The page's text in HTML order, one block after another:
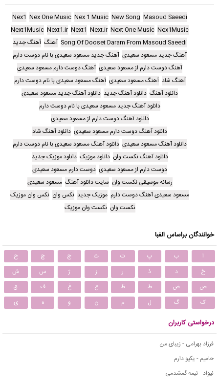
Masoud Saeedi
New Song
Nex 1 Music
Nex One Music
Nex1
Nex1Music
Next One Music
Next.ir
Next1
Next1.ir
Next1Music
Song Of Dooset Daram From Masoud Saeedi آهنگ آهنگ جدید
آهنگ جدید مسعود سعیدی آهنگ جدید مسعود سعیدی با نام دوست دارم
آهنگ دوست دارم از مسعود سعیدی آهنگ دوست دارم مسعود سعیدی
آهنگ شاد آهنگ مسعود سعیدی آهنگ مسعود سعیدی با نام دوست دارم
دانلود آهنگ دانلود آهنگ جدید دانلود آهنگ جدید مسعود سعیدی
دانلود آهنگ جدید مسعود سعیدی با نام دوست دارم
دانلود آهنگ دوست دارم از مسعود سعیدی
دانلود آهنگ دوست دارم مسعود سعیدی دانلود آهنگ شاد
دانلود آهنگ مسعود سعیدی دانلود آهنگ مسعود سعیدی با نام دوست دارم
دانلود آهنگ نکست وان دانلود موزیک دانلود موزیک جدید
دوست دارم از مسعود سعیدی دوست دارم مسعود سعیدی
رسانه موسیقی نکست وان سایت دانلود آهنگ مسعود سعیدی
مسعود سعیدی آهنگ دوست دارم موزیک جدید نکس وان نکس وان موزیک
نکست وان نکست وان موزیک
خوانندگان براساس الفبا
ا ب پ ت ث ج چ
ح
خ
د ذ ر ز ژ س
ش
ص
ض ط ظ ع غ ف
ق
ک
گ ل م ن و ه ی
درخواستی کاربران
فرزاد بهرامی - زیبای من
حامیم - یکیو دارم
نیواد - نیمه گمشدمی